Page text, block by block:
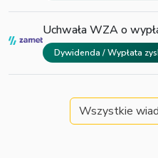
Uchwała WZA o
Dywidenda / Wypłata
Wszystkie